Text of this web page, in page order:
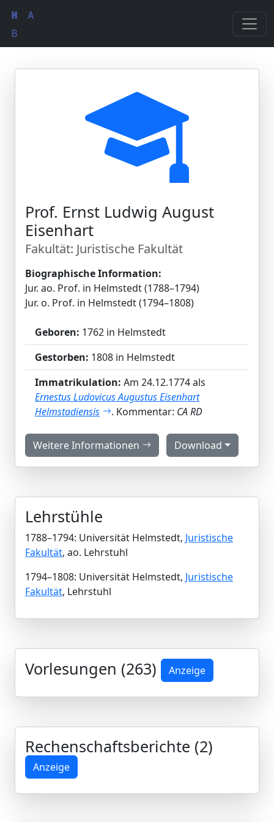
Prof. Ernst Ludwig August
Eisenhart
Fakultät: Juristische Fakultät
Biographische Information:
Jur. ao. Prof. in Helmstedt (1788–1794)
Jur. o. Prof. in Helmstedt (1794–1808)
Geboren: 1762 in Helmstedt
Gestorben: 1808 in Helmstedt
Immatrikulation: Am 24.12.1774 als
Ernestus Ludovicus Augustus Eisenhart
Helmstadiensis
. Kommentar: CA RD
Weitere Informationen Download
Lehrstühle
1788–1794: Universität Helmstedt, Juristische
Fakultät, ao. Lehrstuhl
1794–1808: Universität Helmstedt, Juristische
Fakultät, Lehrstuhl
Vorlesungen (263) Anzeige
Rechenschaftsberichte (2)
Anzeige